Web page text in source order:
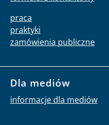
praca
praktyki
zamówienia publiczne
Dla mediów
informacje dla mediów